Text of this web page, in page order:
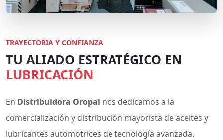
TRAYECTORIA Y CONFIANZA
TU ALIADO ESTRATÉGICO EN
LUBRICACIÓN
En Distribuidora Oropal nos dedicamos a la
comercialización y distribución mayorista de aceites y
lubricantes automotrices de tecnología avanzada.